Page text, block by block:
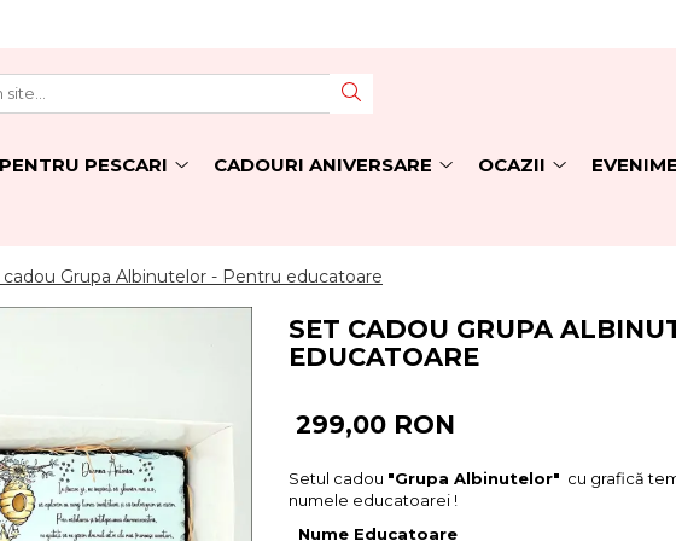
PESCARI CADOURI ANIVERSARE OCAZII
Grupa Albinutelor - Pentru educatoare
SET CADOU GRUPA
EDUCATOARE
299,00 RON
Setul cadou "Grupa Albinutelor" cu grafică
numele educatoarei !
Nume Educatoare